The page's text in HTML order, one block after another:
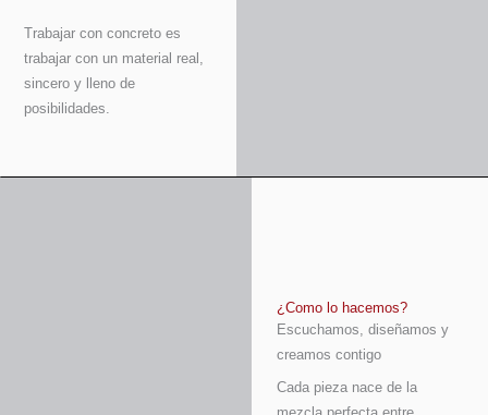
Trabajar con concreto es
trabajar con un material real,
sincero y lleno de
posibilidades.
¿Como lo hacemos?
Escuchamos, diseñamos y
creamos contigo
Cada pieza nace de la